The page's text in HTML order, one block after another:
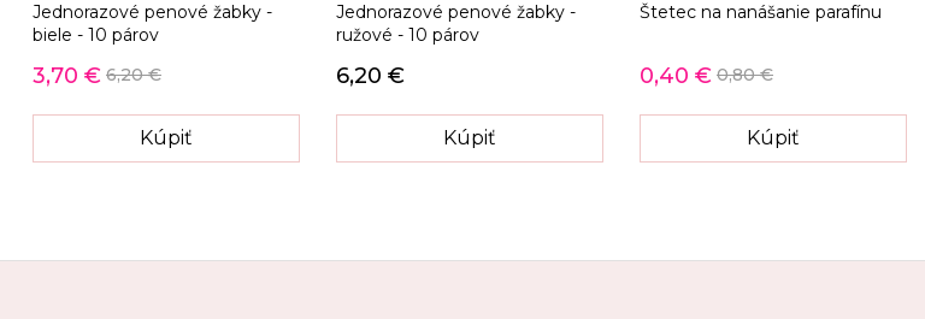
Jednorazové penové žabky -
biele - 10 párov
3,70 € 6,20 €
Kúpiť
Jednorazové penové žabky -
ružové - 10 párov
6,20 €
Kúpiť
Štetec na nanášanie parafínu
0,40 € 0,80 €
Kúpiť